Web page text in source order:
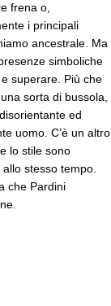
frena o,
i principali
ancestrale. Ma
simboliche
superare. Più che
sorta di bussola,
ed
uomo. C’è un altro
lo stile sono
stesso tempo.
che Pardini